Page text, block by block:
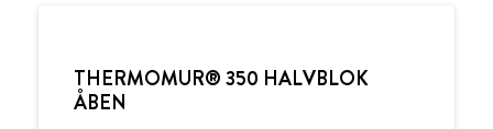
THERMOMUR® 350 HALVBLOK
ÅBEN